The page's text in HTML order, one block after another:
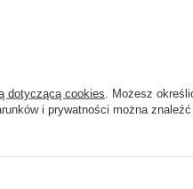
dotyczącą cookies . Możesz
i prywatności można